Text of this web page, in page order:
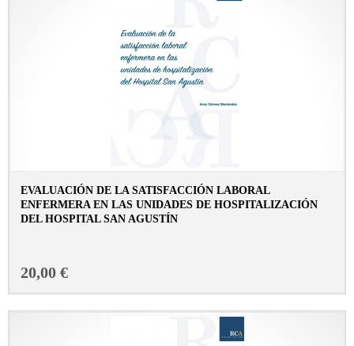
EVALUACIÓN DE LA SATISFACCIÓN LABORAL
ENFERMERA EN LAS UNIDADES DE HOSPITALIZACIÓN
DEL HOSPITAL SAN AGUSTÍN
20,00 €